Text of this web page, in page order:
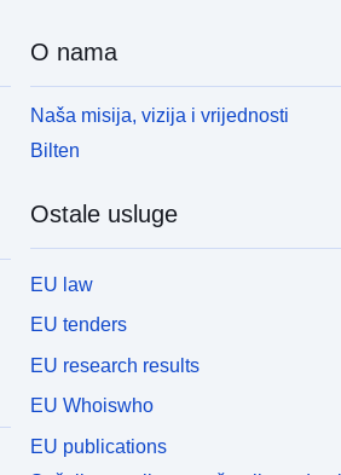
O nama
Naša misija, vizija i vrijednosti
Bilten
Ostale usluge
EU law
EU tenders
EU research results
EU Whoiswho
EU publications